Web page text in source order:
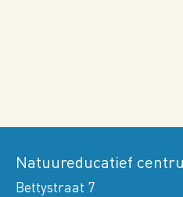
Natuureducatief
Bettystraat 7